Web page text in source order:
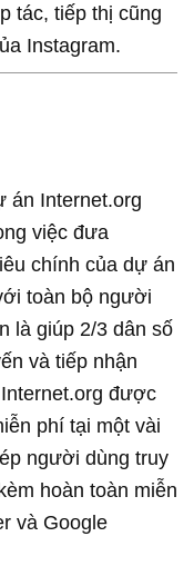
tác, tiếp thị cũng
Instagram.
án Internet.org
việc đưa
chính của dự án
toàn bộ người
là giúp 2/3 dân số
và tiếp nhận
được
phí tại một vài
người dùng truy
hoàn toàn miễn
và Google